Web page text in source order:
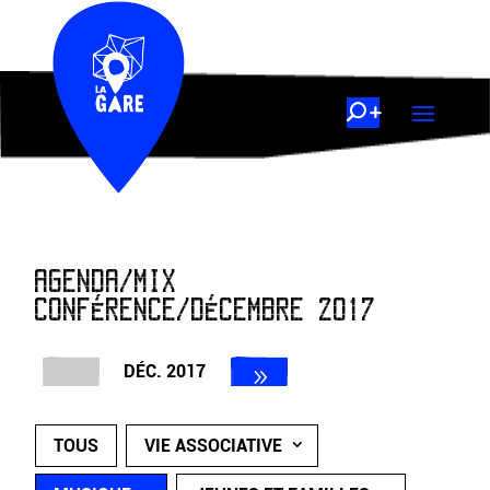
AGENDA/MIX
CONFÉRENCE/DÉCEMBRE 2017
DÉC. 2017
TOUS VIE ASSOCIATIVE